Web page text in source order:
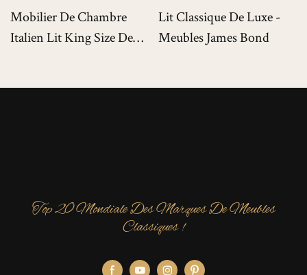
Mobilier De Chambre
Italien Lit King Size De
Lit Classique De Luxe -
Meubles James Bond
Top 20 Mondiale Des Marques De Meubles
Classiques !